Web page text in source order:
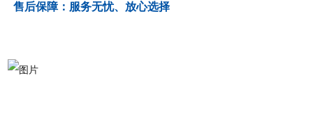
售后保障：服务无忧、放心选择